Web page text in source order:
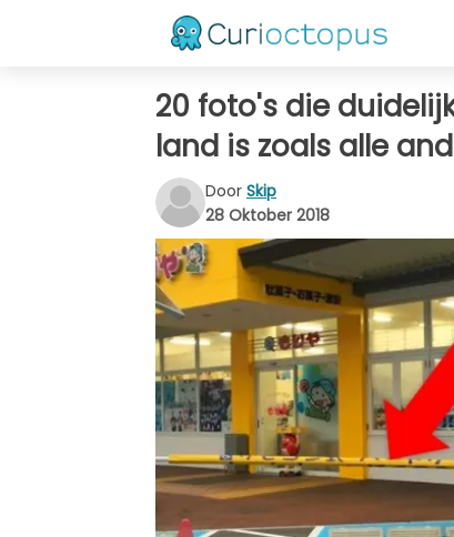
20 foto's die
land is zoals alle
Door Skip
28 Oktober 2018